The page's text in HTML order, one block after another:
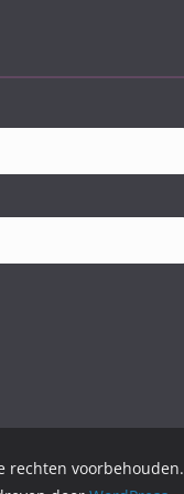
rechten voorbehouden.